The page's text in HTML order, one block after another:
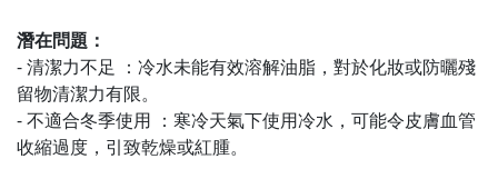
潛在問題：
- 清潔力不足 ：冷水未能有效溶解油脂，對於化妝或防曬殘
留物清潔力有限。
- 不適合冬季使用 ：寒冷天氣下使用冷水，可能令皮膚血管
收縮過度，引致乾燥或紅腫。